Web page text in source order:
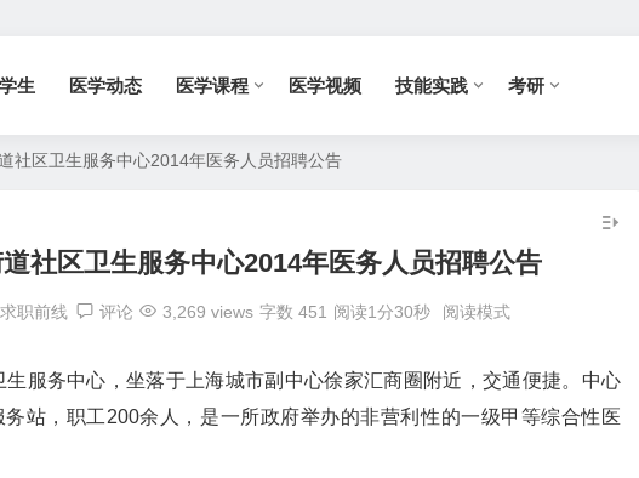
生 医学动态 医学课程 医学视频 技能实践 考研
社区卫生服务中心2014年医务人员招聘公告
社区卫生服务中心2014年医务人员招聘公告
求职前线 评论 3,269 views 字数 451 阅读1分30秒 阅读模式
生服务中心，坐落于上海城市副中心徐家汇商圈附近，交通便捷。中心
站，职工200余人，是一所政府举办的非营利性的一级甲等综合性医